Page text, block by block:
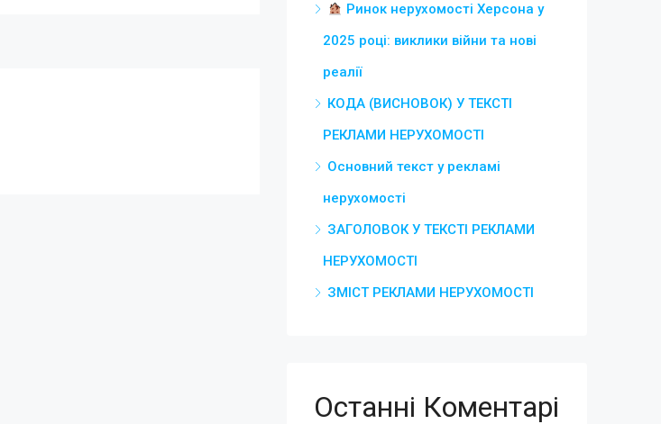
Ринок нерухомості Херсона у
2025 році: виклики війни та нові
реалії
КОДА (ВИСНОВОК) У ТЕКСТІ
РЕКЛАМИ НЕРУХОМОСТІ
Основний текст у рекламі
нерухомості
ЗАГОЛОВОК У ТЕКСТІ РЕКЛАМИ
НЕРУХОМОСТІ
ЗМІСТ РЕКЛАМИ НЕРУХОМОСТІ
Останні Коментарі